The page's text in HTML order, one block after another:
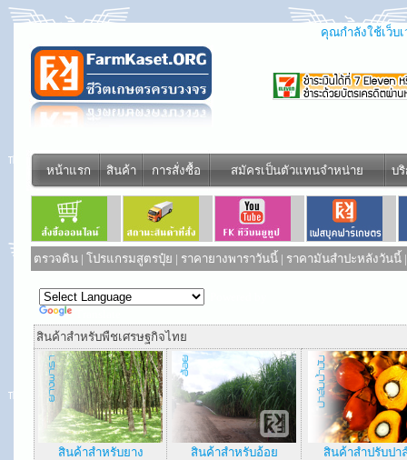
คุณกำลังใช้เว็บ
หน้าแรก สินค้า การสั่งซื้อ สมัครเป็นตัวแทนจำหน่าย บ
ตรวจดิน | โปรแกรมสูตรปุ๋ย | ราคายางพาราวันนี้ | ราคามันสำปะหลังวันนี้
สินค้าสำหรับพืชเศรษฐกิจไทย
สินค้าสำหรับยาง สินค้าสำหรับอ้อย สินค้าสำปรับปา